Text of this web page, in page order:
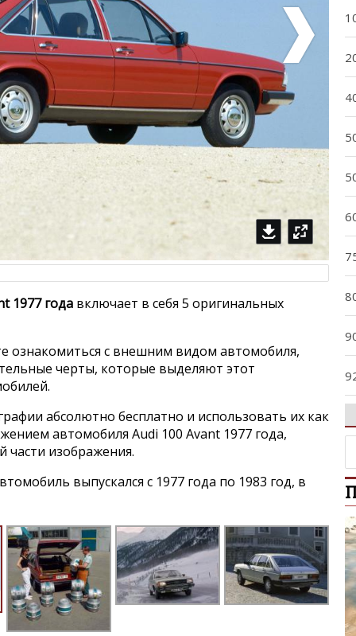
1977 года включает в себя 5 оригинальных
ознакомиться с внешним видом автомобиля,
черты, которые выделяют этот
абсолютно бесплатно и использовать их как
автомобиля Audi 100 Avant 1977 года,
части изображения.
выпускался с 1977 года по 1983 год, в